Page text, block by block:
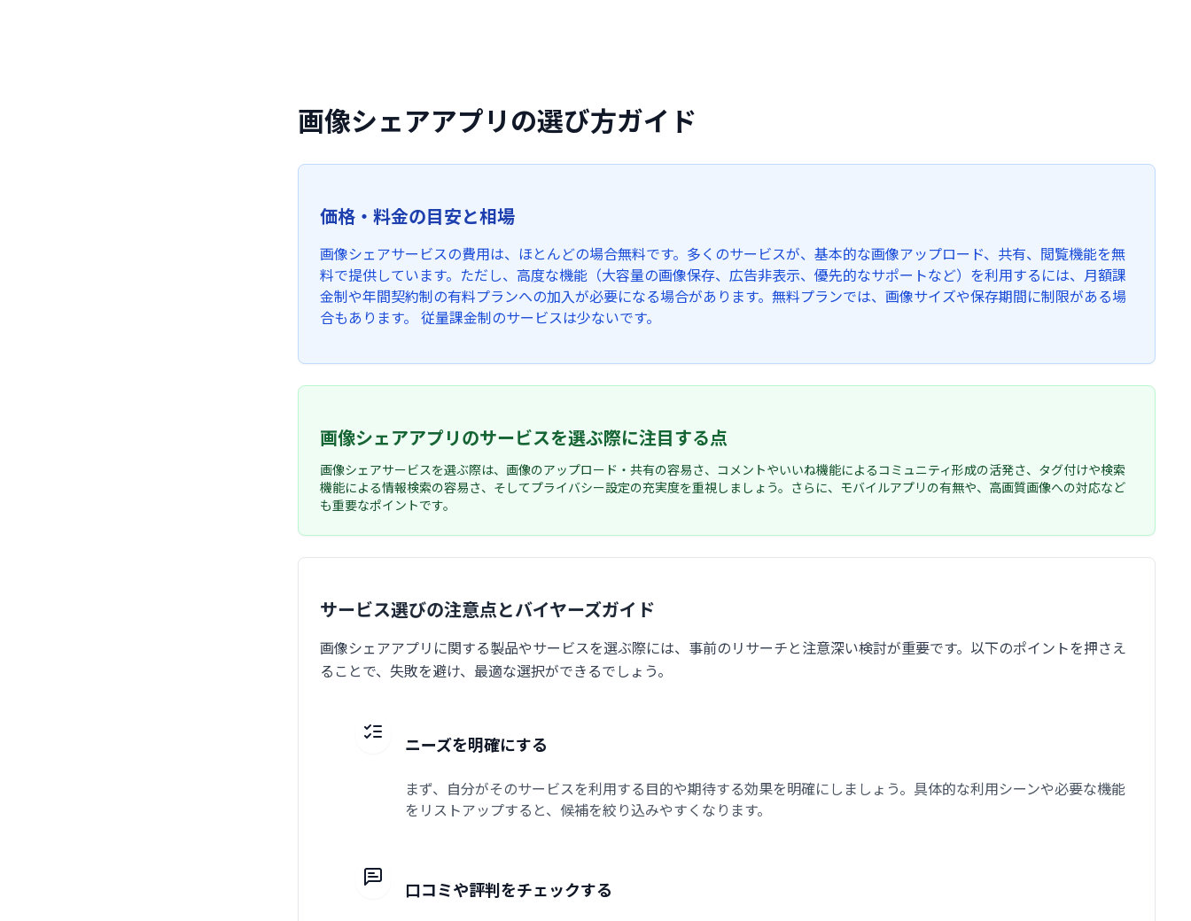
画像シェアアプリの選び方ガイド
価格・料金の目安と相場
画像シェアサービスの費用は、ほとんどの場合無料です。多くのサービスが、基本的な画像アップロード、共有、閲覧機能を無
料で提供しています。ただし、高度な機能（大容量の画像保存、広告非表示、優先的なサポートなど）を利用するには、月額課
金制や年間契約制の有料プランへの加入が必要になる場合があります。無料プランでは、画像サイズや保存期間に制限がある場
合もあります。 従量課金制のサービスは少ないです。
画像シェアアプリのサービスを選ぶ際に注目する点
画像シェアサービスを選ぶ際は、画像のアップロード・共有の容易さ、コメントやいいね機能によるコミュニティ形成の活発さ、タグ付けや検索
機能による情報検索の容易さ、そしてプライバシー設定の充実度を重視しましょう。さらに、モバイルアプリの有無や、高画質画像への対応など
も重要なポイントです。
サービス選びの注意点とバイヤーズガイド
画像シェアアプリに関する製品やサービスを選ぶ際には、事前のリサーチと注意深い検討が重要です。以下のポイントを押さえ
ることで、失敗を避け、最適な選択ができるでしょう。
ニーズを明確にする
まず、自分がそのサービスを利用する目的や期待する効果を明確にしましょう。具体的な利用シーンや必要な機能
をリストアップすると、候補を絞り込みやすくなります。
口コミや評判をチェックする